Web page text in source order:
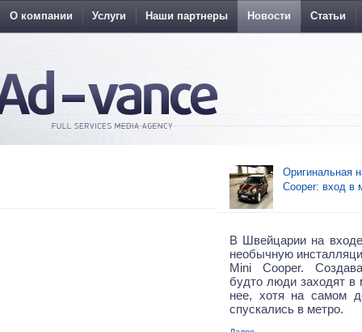
О компании Услуги Наши партнеры Новости Статьи
Оригинальная
Cooper: вход в
В Швейцарии на
необычную
Mini Cooper.
будто люди заходят
нее, хотя на самом
спускались в метро.